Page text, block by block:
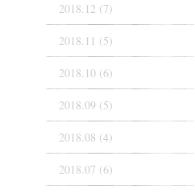
2018.12 (7)
2018.11 (5)
2018.10 (6)
2018.09 (5)
2018.08 (4)
2018.07 (6)